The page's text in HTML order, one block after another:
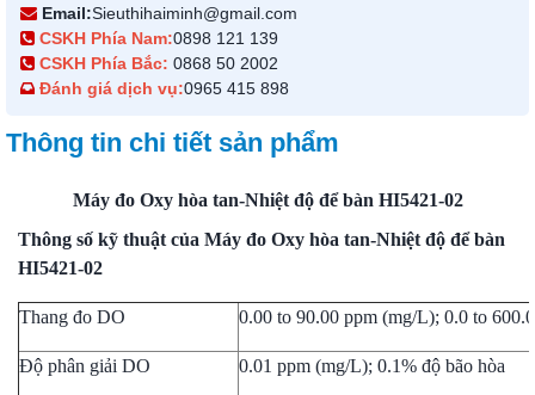
Email:Sieuthihaiminh@gmail.com
CSKH Phía Nam:0898 121 139
CSKH Phía Bắc: 0868 50 2002
Đánh giá dịch vụ:0965 415 898
Thông tin chi tiết sản phẩm
Máy đo Oxy hòa tan-Nhiệt độ để bàn HI5421-02
Thông số kỹ thuật của Máy đo Oxy hòa tan-Nhiệt độ để bàn
HI5421-02
Thang đo DO 0.00 to 90.00 ppm (mg/L); 0.0 to
Độ phân giải DO 0.01 ppm (mg/L); 0.1% độ bão hòa